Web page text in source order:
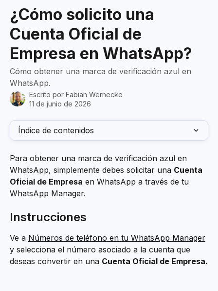
¿Cómo solicito una
Cuenta Oficial de
Empresa en WhatsApp?
Cómo obtener una marca de verificación azul en
WhatsApp.
Escrito por Fabian Wernecke
11 de junio de 2026
Índice de contenidos
Para obtener una marca de verificación azul en
WhatsApp, simplemente debes solicitar una Cuenta
Oficial de Empresa en WhatsApp a través de tu
WhatsApp Manager.
Instrucciones
Ve a Números de teléfono en tu WhatsApp Manager
y selecciona el número asociado a la cuenta que
deseas convertir en una Cuenta Oficial de Empresa.